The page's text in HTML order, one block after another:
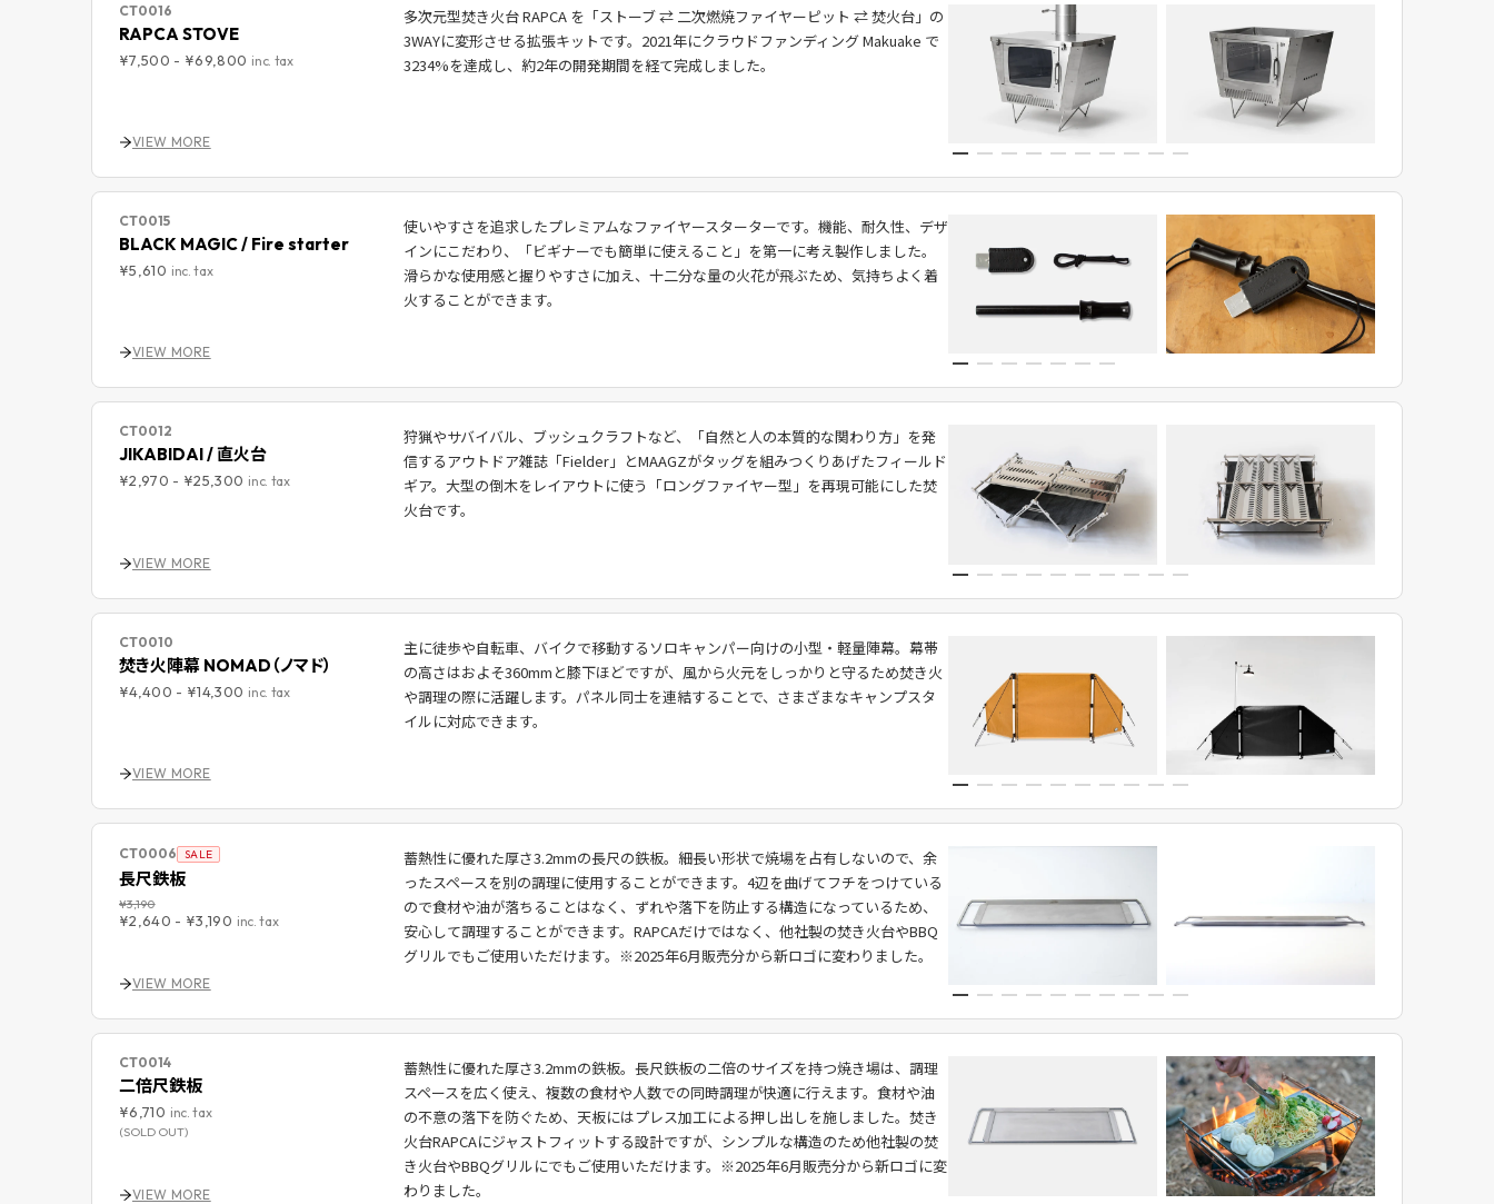
CT0016
RAPCA STOVE
¥7,500 - ¥69,800 inc. tax
多次元型焚き火台 RAPCA を「ストーブ ⇄ 二次燃焼ファイヤーピット ⇄ 焚火台」の
3WAYに変形させる拡張キットです。2021年にクラウドファンディング Makuake で
3234%を達成し、約2年の開発期間を経て完成しました。
VIEW MORE
CT0015
BLACK MAGIC / Fire starter
¥5,610 inc. tax
使いやすさを追求したプレミアムなファイヤースターターです。機能、耐久性、デザ
インにこだわり、「ビギナーでも簡単に使えること」を第一に考え製作しました。
滑らかな使用感と握りやすさに加え、十二分な量の火花が飛ぶため、気持ちよく着
火することができます。
VIEW MORE
CT0012
JIKABIDAI / 直火台
¥2,970 - ¥25,300 inc. tax
狩猟やサバイバル、ブッシュクラフトなど、「自然と人の本質的な関わり方」を発
信するアウトドア雑誌「Fielder」とMAAGZがタッグを組みつくりあげたフィールド
ギア。大型の倒木をレイアウトに使う「ロングファイヤー型」を再現可能にした焚
火台です。
VIEW MORE
CT0010
焚き火陣幕 NOMAD（ノマド）
¥4,400 - ¥14,300 inc. tax
主に徒歩や自転車、バイクで移動するソロキャンパー向けの小型・軽量陣幕。幕帯
の高さはおよそ360mmと膝下ほどですが、風から火元をしっかりと守るため焚き火
や調理の際に活躍します。パネル同士を連結することで、さまざまなキャンプスタ
イルに対応できます。
VIEW MORE
CT0006 SALE
長尺鉄板
¥3,190
¥2,640 - ¥3,190 inc. tax
蓄熱性に優れた厚さ3.2mmの長尺の鉄板。細長い形状で焼場を占有しないので、余
ったスペースを別の調理に使用することができます。4辺を曲げてフチをつけている
ので食材や油が落ちることはなく、ずれや落下を防止する構造になっているため、
安心して調理することができます。RAPCAだけではなく、他社製の焚き火台やBBQ
グリルでもご使用いただけます。※2025年6月販売分から新ロゴに変わりました。
VIEW MORE
CT0014
二倍尺鉄板
¥6,710 inc. tax
(SOLD OUT)
蓄熱性に優れた厚さ3.2mmの鉄板。長尺鉄板の二倍のサイズを持つ焼き場は、調理
スペースを広く使え、複数の食材や人数での同時調理が快適に行えます。食材や油
の不意の落下を防ぐため、天板にはプレス加工による押し出しを施しました。焚き
火台RAPCAにジャストフィットする設計ですが、シンプルな構造のため他社製の焚
き火台やBBQグリルにでもご使用いただけます。※2025年6月販売分から新ロゴに変
わりました。
VIEW MORE